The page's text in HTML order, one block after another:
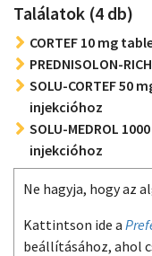
Találatok (4 db)
CORTEF 10 mg
PREDNISOLON-
SOLU-CORTEF 50
injekcióhoz
SOLU-MEDROL
injekcióhoz
Ne hagyja, hogy az
Kattintson ide a
beállításához, ahol